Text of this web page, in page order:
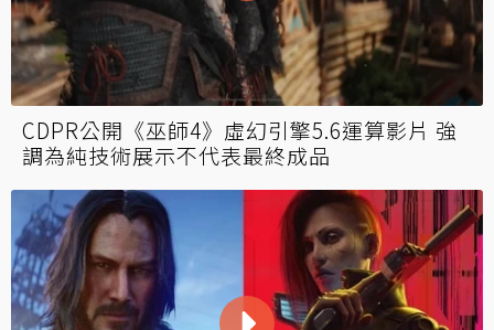
CDPR公開《巫師4》虛幻引擎5.6運算影片 強
調為純技術展示不代表最終成品